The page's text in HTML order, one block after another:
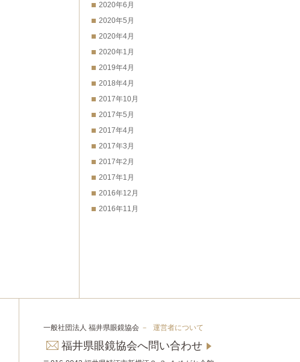
2020年6月
2020年5月
2020年4月
2020年1月
2019年4月
2018年4月
2017年10月
2017年5月
2017年4月
2017年3月
2017年2月
2017年1月
2016年12月
2016年11月
一般社団法人 福井県眼鏡協会 － 運営者について
福井県眼鏡協会へ問い合わせ